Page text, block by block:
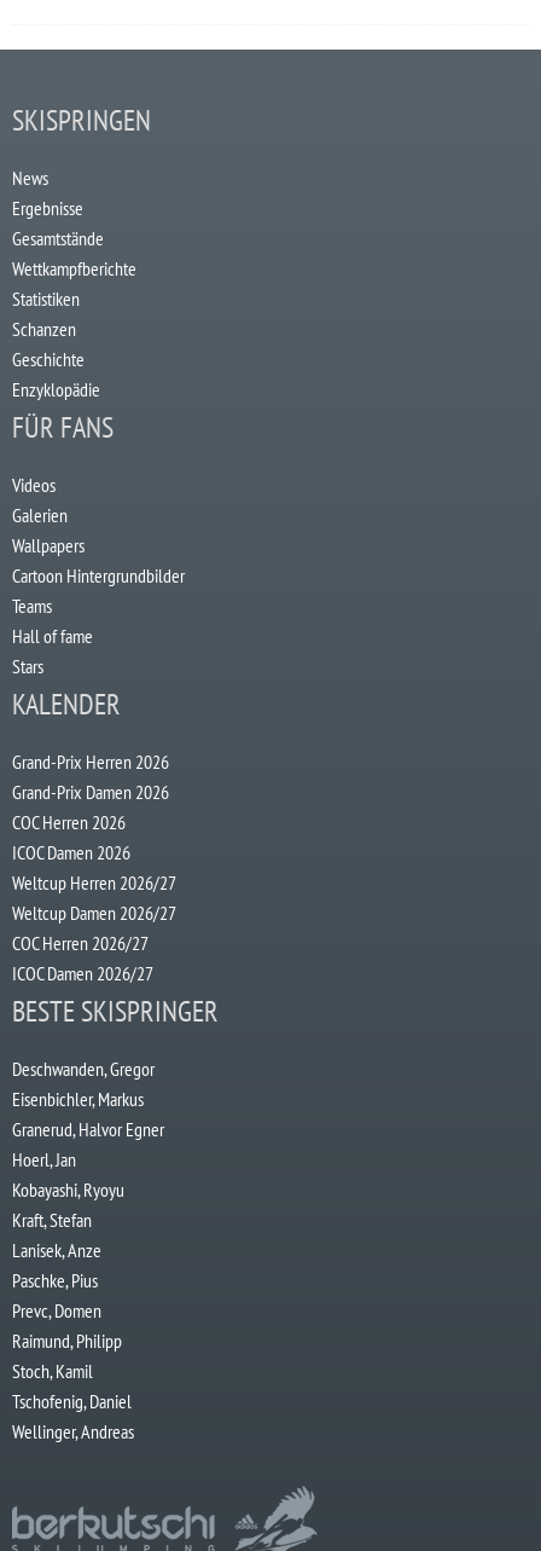
SKISPRINGEN
News
Ergebnisse
Gesamtstände
Wettkampfberichte
Statistiken
Schanzen
Geschichte
Enzyklopädie
FÜR FANS
Videos
Galerien
Wallpapers
Cartoon Hintergrundbilder
Teams
Hall of fame
Stars
KALENDER
Grand-Prix Herren 2026
Grand-Prix Damen 2026
COC Herren 2026
ICOC Damen 2026
Weltcup Herren 2026/27
Weltcup Damen 2026/27
COC Herren 2026/27
ICOC Damen 2026/27
BESTE SKISPRINGER
Deschwanden, Gregor
Eisenbichler, Markus
Granerud, Halvor Egner
Hoerl, Jan
Kobayashi, Ryoyu
Kraft, Stefan
Lanisek, Anze
Paschke, Pius
Prevc, Domen
Raimund, Philipp
Stoch, Kamil
Tschofenig, Daniel
Wellinger, Andreas